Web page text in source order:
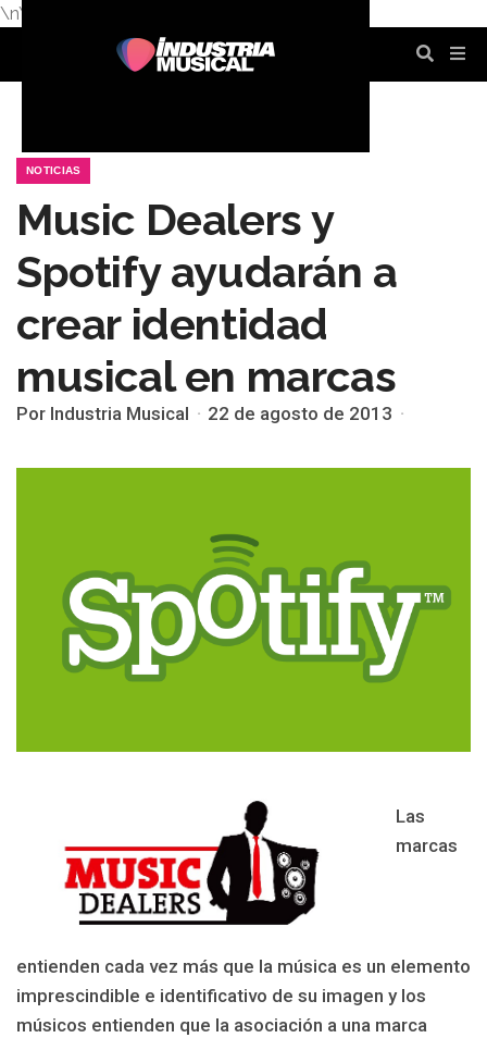
\n\n
NOTICIAS
Music Dealers y
Spotify ayudarán a
crear identidad
musical en marcas
Por Industria Musical 22 de agosto de 2013
Las
marcas
entienden cada vez más que la música es un elemento
imprescindible e identificativo de su imagen y los
músicos entienden que la asociación a una marca